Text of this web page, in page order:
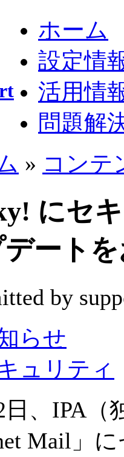
ホーム
設定情
活用情
問題解
» コンテ
にセ
デート
by
らせ
ュリティ
日、IPA（
Mail」